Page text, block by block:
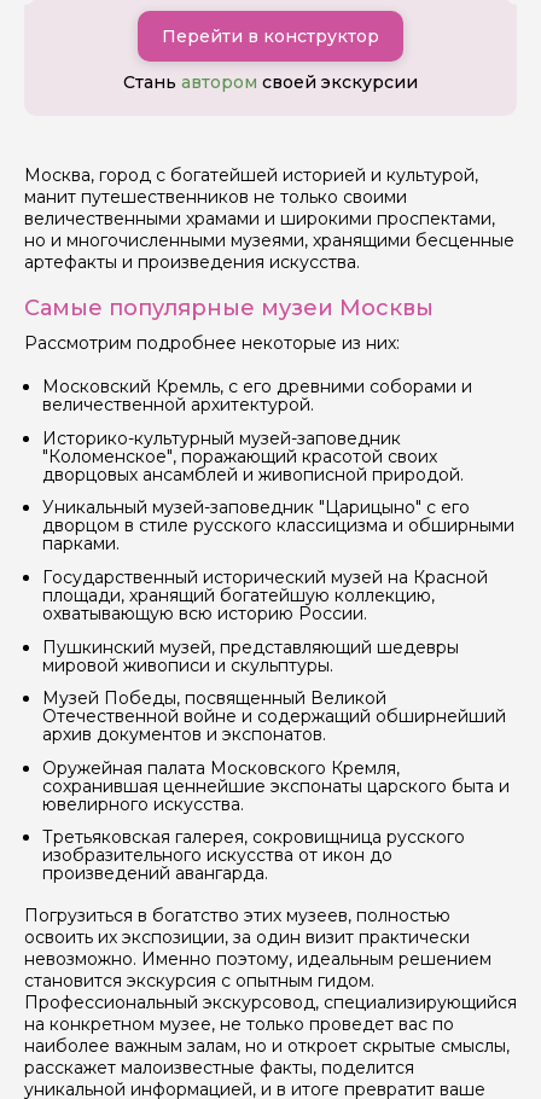
Перейти в конструктор
Стань автором своей экскурсии
Москва, город с богатейшей историей и культурой,
манит путешественников не только своими
величественными храмами и широкими проспектами,
но и многочисленными музеями, хранящими бесценные
артефакты и произведения искусства.
Самые популярные музеи Москвы
Рассмотрим подробнее некоторые из них:
Московский Кремль, с его древними соборами и
величественной архитектурой.
Историко-культурный музей-заповедник
"Коломенское", поражающий красотой своих
дворцовых ансамблей и живописной природой.
Уникальный музей-заповедник "Царицыно" с его
дворцом в стиле русского классицизма и обширными
парками.
Государственный исторический музей на Красной
площади, хранящий богатейшую коллекцию,
охватывающую всю историю России.
Пушкинский музей, представляющий шедевры
мировой живописи и скульптуры.
Музей Победы, посвященный Великой
Отечественной войне и содержащий обширнейший
архив документов и экспонатов.
Оружейная палата Московского Кремля,
сохранившая ценнейшие экспонаты царского быта и
ювелирного искусства.
Третьяковская галерея, сокровищница русского
изобразительного искусства от икон до
произведений авангарда.
Погрузиться в богатство этих музеев, полностью
освоить их экспозиции, за один визит практически
невозможно. Именно поэтому, идеальным решением
становится экскурсия с опытным гидом.
Профессиональный экскурсовод, специализирующийся
на конкретном музее, не только проведет вас по
наиболее важным залам, но и откроет скрытые смыслы,
расскажет малоизвестные факты, поделится
уникальной информацией, и в итоге превратит ваше